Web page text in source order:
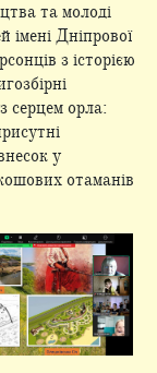
та молоді
імені Дніпрової
з історією
серцем орла:
у
отаманів